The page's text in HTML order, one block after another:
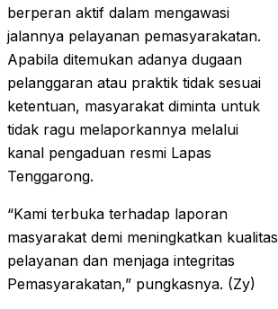
berperan aktif dalam mengawasi
jalannya pelayanan pemasyarakatan.
Apabila ditemukan adanya dugaan
pelanggaran atau praktik tidak sesuai
ketentuan, masyarakat diminta untuk
tidak ragu melaporkannya melalui
kanal pengaduan resmi Lapas
Tenggarong.
“Kami terbuka terhadap laporan
masyarakat demi meningkatkan kualitas
pelayanan dan menjaga integritas
Pemasyarakatan,” pungkasnya. (Zy)